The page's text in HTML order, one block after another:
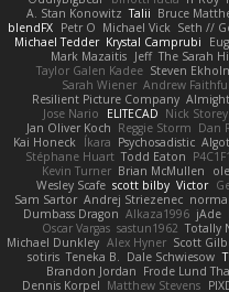
A. Stan Konowitz Talii Bruce
blendFX Petr O Michael Vick Seth //
Michael Tedder Krystal Camprubi
Mark Mazaitis Jeff The Sarah
Taylor Galen Kadee Steven
Sarah Wiener Andrew
Resilient Picture Company
Jose Nario
ELITECAD Nick Storey
Jan Oliver Koch Reggie Storm Dan
Kai Honeck Íkara Psychosadistic
Stéphane Huart Todd Eaton
Kevin Turner Brian McMullen
Wesley Scafe scott bilby Victor
Sam Sartor Andrej Striezenec
Dumbass Dragon Alkaza1996 jAde
Oscar Vargas sastun1962 Totally
Michael Dunkley Alex Hyner Scott
sotiris Teneka B. Dale Schwiesow
Brandon Jordan Frode Lund
Dennis Korpel Matthew Stevens